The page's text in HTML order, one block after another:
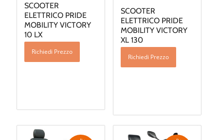
SCOOTER
ELETTRICO PRIDE
MOBILITY VICTORY
10 LX
Richiedi Prezzo
SCOOTER
ELETTRICO PRIDE
MOBILITY VICTORY
XL 130
Richiedi Prezzo